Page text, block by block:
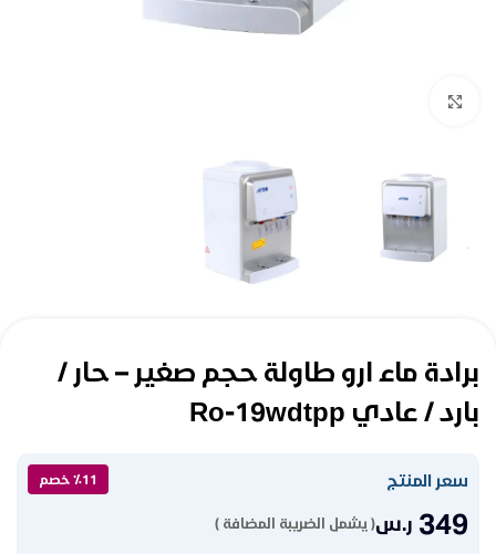
برادة ماء ارو طاولة حجم صغير – حار /
بارد / عادي Ro-19wdtpp
سعر المنتج ٪11 خصم
349 ر.س( يشمل الضريبة المضافة )